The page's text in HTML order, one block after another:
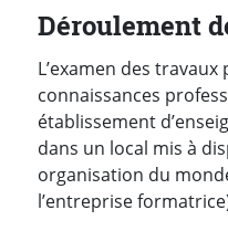
Déroulement
L’examen des
connaissances
établissement
dans un local mis à
organisation du
l’entreprise